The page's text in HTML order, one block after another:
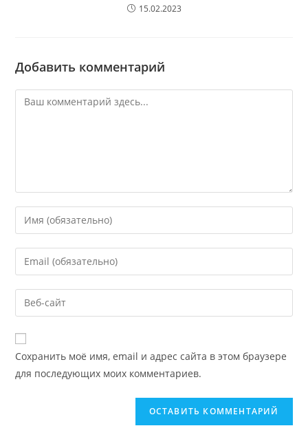
15.02.2023
Добавить комментарий
Сохранить моё имя, email и адрес сайта в этом браузере
для последующих моих комментариев.